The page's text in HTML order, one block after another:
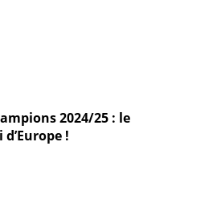
2024/25 : le
!